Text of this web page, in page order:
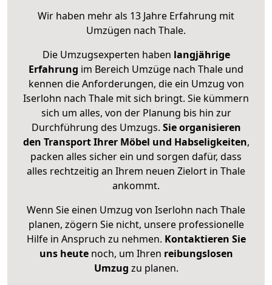
Wir haben mehr als 13 Jahre Erfahrung mit
Umzügen nach Thale.
Die Umzugsexperten haben langjährige
Erfahrung im Bereich Umzüge nach Thale und
kennen die Anforderungen, die ein Umzug von
Iserlohn nach Thale mit sich bringt. Sie kümmern
sich um alles, von der Planung bis hin zur
Durchführung des Umzugs. Sie organisieren
den Transport Ihrer Möbel und Habseligkeiten,
packen alles sicher ein und sorgen dafür, dass
alles rechtzeitig an Ihrem neuen Zielort in Thale
ankommt.
Wenn Sie einen Umzug von Iserlohn nach Thale
planen, zögern Sie nicht, unsere professionelle
Hilfe in Anspruch zu nehmen. Kontaktieren Sie
uns heutenoch, um Ihren reibungslosen
Umzug zu planen.